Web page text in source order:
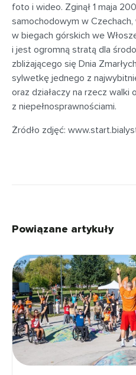
foto i wideo. Zginął 1 maja
samochodowym w Czechach,
w biegach górskich we
i jest ogromną stratą dla
zbliżającego się Dnia
sylwetkę jednego z
oraz działaczy na rzecz
z niepełnosprawnościami.
Żródło zdjęć:
Powiązane artykuły